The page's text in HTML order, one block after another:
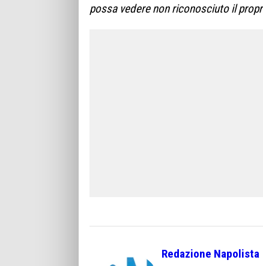
possa vedere non riconosciuto il
Redazione Napolista